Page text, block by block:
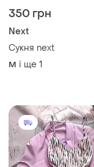
350 грн
Next
Сукня next
M і ще 1